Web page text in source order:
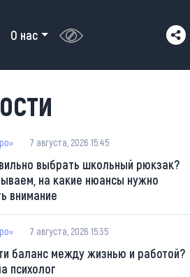
О нас
7 августа, 2026 15:45
выбрать школьный рюкзак?
на какие нюансы нужно
внимание
7 августа, 2026 15:35
баланс между жизнью и работой?
психолог